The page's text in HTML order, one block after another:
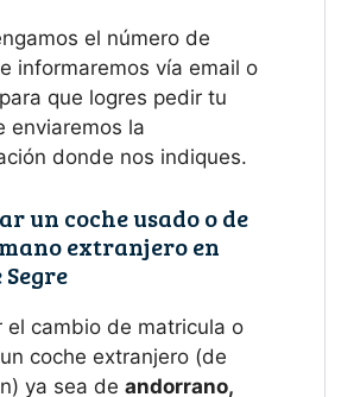
el número de
informaremos vía email o
que logres pedir tu
enviaremos la
donde nos indiques.
un coche usado o de
extranjero en
el cambio de matricula o
coche extranjero (de
ya sea de andorrano,